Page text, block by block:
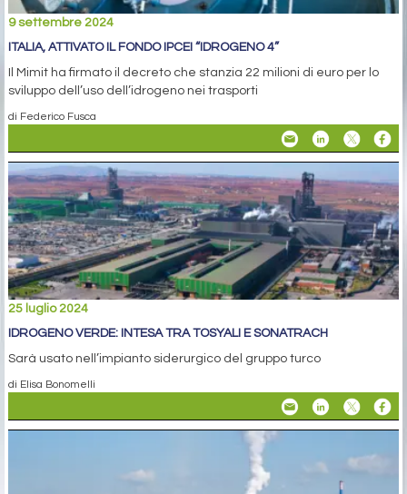
9 settembre 2024
ITALIA, ATTIVATO IL FONDO IPCEI “IDROGENO 4”
Il Mimit ha firmato il decreto che stanzia 22 milioni di euro per lo
sviluppo dell’uso dell’idrogeno nei trasporti
di Federico Fusca
25 luglio 2024
IDROGENO VERDE: INTESA TRA TOSYALI E SONATRACH
Sarà usato nell’impianto siderurgico del gruppo turco
di Elisa Bonomelli